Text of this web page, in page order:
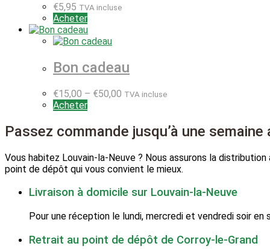
€5,95 TVA incluse
Acheter
Bon cadeau
€15,00 – €50,00 TVA incluse
Acheter
Passez commande jusqu’à une
Vous habitez Louvain-la-Neuve ? Nous assurons la
point de dépôt qui vous convient le mieux.
Livraison à domicile sur Louvain-la-Neuve
Pour une réception le lundi, mercredi et vendredi soir
Retrait au point de dépôt de Corroy-le-Grand